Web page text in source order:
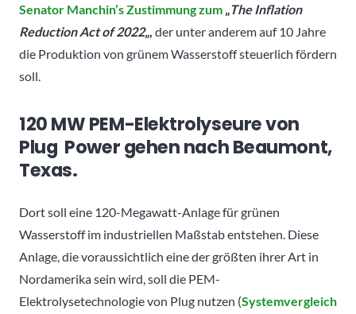
Senator Manchin’s Zustimmung zum „The Inflation
Reduction Act of 2022„, der unter anderem auf 10 Jahre
die Produktion von grünem Wasserstoff steuerlich fördern
soll.
120 MW PEM-Elektrolyseure von
Plug Power gehen nach Beaumont,
Texas.
Dort soll eine 120-Megawatt-Anlage für grünen
Wasserstoff im industriellen Maßstab entstehen. Diese
Anlage, die voraussichtlich eine der größten ihrer Art in
Nordamerika sein wird, soll die PEM-
Elektrolysetechnologie von Plug nutzen (Systemvergleich